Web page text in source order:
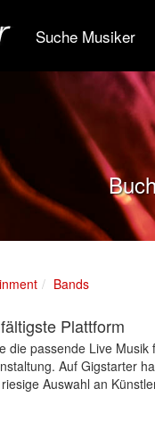
Suche Musiker
Bands
Plattform
die passende Live Musik
Auf Gigstarter
Auswahl an